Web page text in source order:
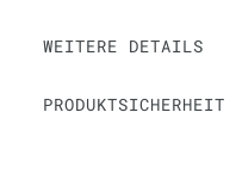
WEITERE DETAILS
PRODUKTSICHERHEIT